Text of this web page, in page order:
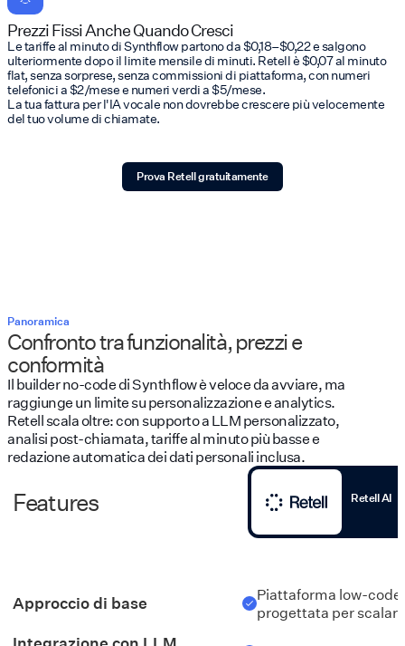
Prezzi Fissi Anche Quando Cresci
Le tariffe al minuto di Synthflow partono da $0,18–$0,22 e salgono
ulteriormente dopo il limite mensile di minuti. Retell è $0,07 al minuto
flat, senza sorprese, senza commissioni di piattaforma, con numeri
telefonici a $2/mese e numeri verdi a $5/mese.
La tua fattura per l'IA vocale non dovrebbe crescere più velocemente
del tuo volume di chiamate.
Prova Retell gratuitamente
Panoramica
Confronto tra funzionalità, prezzi e
conformità
Il builder no-code di Synthflow è veloce da avviare, ma
raggiunge un limite su personalizzazione e analytics.
Retell scala oltre: con supporto a LLM personalizzato,
analisi post-chiamata, tariffe al minuto più basse e
redazione automatica dei dati personali inclusa.
Features Retell AI
Approccio di base
Piattaforma low-code
progettata per scalare